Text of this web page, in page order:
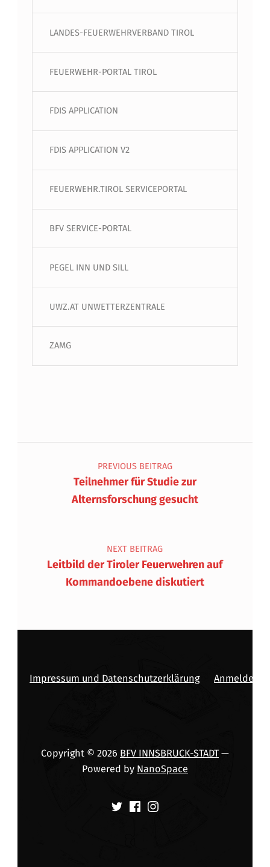
LANDES-FEUERWEHRVERBAND TIROL
FEUERWEHR-PORTAL TIROL
FDIS APPLICATION
FDIS APPLICATION V2
FEUERWEHR.TIROL SERVICEPORTAL
BFV SERVICE-PORTAL
PEGEL INN UND SILL
UWZ.AT UNWETTERZENTRALE
ZAMG
Beitragsnavigation
PREVIOUS BEITRAG
Teilnehmer für Studie zur
Alternsforschung gesucht
NEXT BEITRAG
Leitbild der Tiroler Feuerwehren auf
Kommandoebene diskutiert
Impressum und Datenschutzerklärung Anmelden
Copyright © 2026 BFV INNSBRUCK-STADT—
Powered by NanoSpace